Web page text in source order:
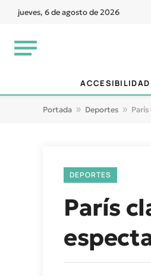
jueves, 6 de agosto de 2026
ACCESIBILIDAD
Portada » Deportes »
DEPORTES
París